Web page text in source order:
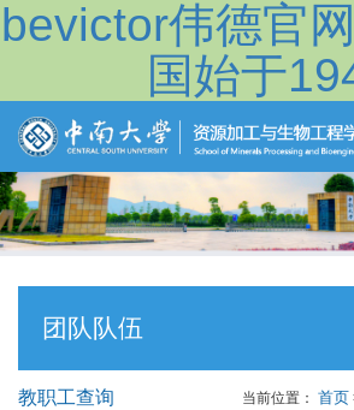
bevictor伟德官
国始于
团队队伍
教职工查询 当前位置： 首页